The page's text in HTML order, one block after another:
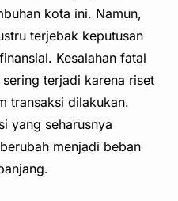
kota ini. Namun,
terjebak keputusan
Kesalahan fatal
terjadi karena riset
transaksi dilakukan.
yang seharusnya
menjadi beban